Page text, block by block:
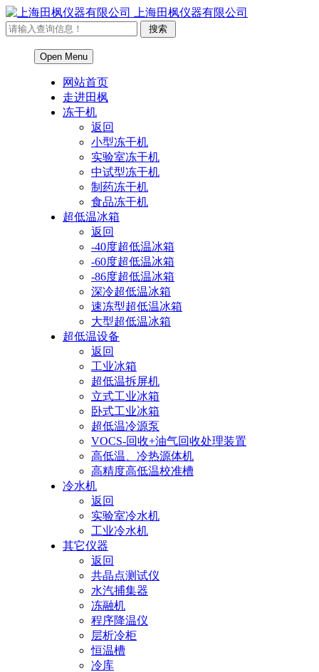
上海田枫仪器有限公司
Open Menu
网站首页
走进田枫
冻干机
返回
小型冻干机
实验室冻干机
中试型冻干机
制药冻干机
食品冻干机
超低温冰箱
返回
-40度超低温冰箱
-60度超低温冰箱
-86度超低温冰箱
深冷超低温冰箱
速冻型超低温冰箱
大型超低温冰箱
超低温设备
返回
工业冰箱
超低温拆屏机
立式工业冰箱
卧式工业冰箱
超低温冷源泵
VOCS-回收+油气回收处理装置
高低温、冷热源体机
高精度高低温校准槽
冷水机
返回
实验室冷水机
工业冷水机
其它仪器
返回
共晶点测试仪
水汽捕集器
冻融机
程序降温仪
层析冷柜
恒温槽
冷库